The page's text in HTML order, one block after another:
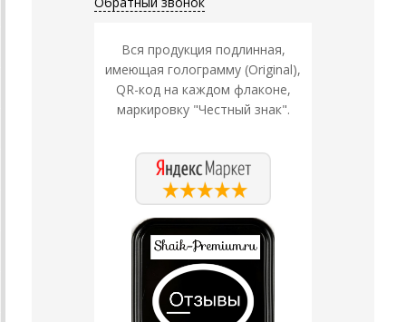
Вся продукция подлинная,
имеющая голограмму (Original),
QR-код на каждом флаконе,
маркировку "Честный знак".